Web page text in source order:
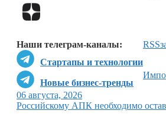
Наши телеграм-каналы:
Стартапы и технологии
Новые бизнес-тренды
RSS
06 августа, 2026
Российскому АПК необходимо